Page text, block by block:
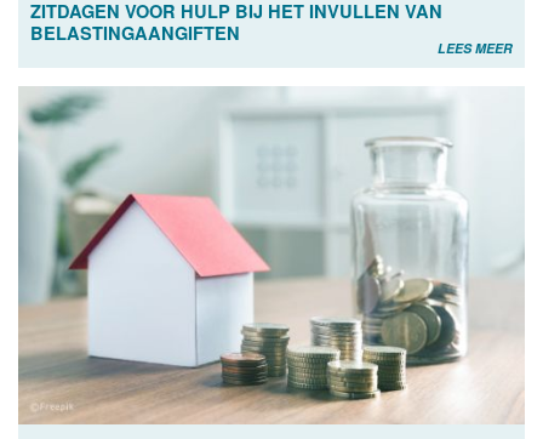
ZITDAGEN VOOR HULP BIJ HET INVULLEN VAN
BELASTINGAANGIFTEN
LEES MEER